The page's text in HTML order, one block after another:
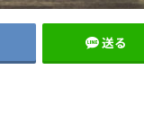
送る